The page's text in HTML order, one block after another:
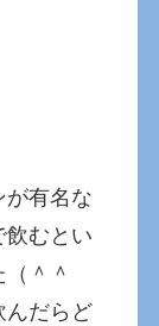
が有名な
飲むとい
＾＾
んだらど